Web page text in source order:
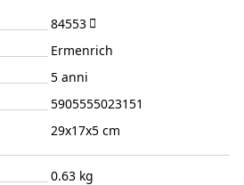
84553
Ermenrich
5 anni
5905555023151
29x17x5 cm
0.63 kg